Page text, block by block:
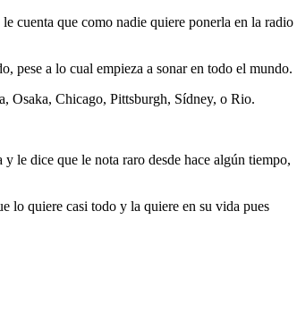
cuenta que como nadie quiere ponerla en la radio
pese a lo cual empieza a sonar en todo el mundo.
Osaka, Chicago, Pittsburgh, Sídney, o Rio.
le dice que le nota raro desde hace algún tiempo,
lo quiere casi todo y la quiere en su vida pues